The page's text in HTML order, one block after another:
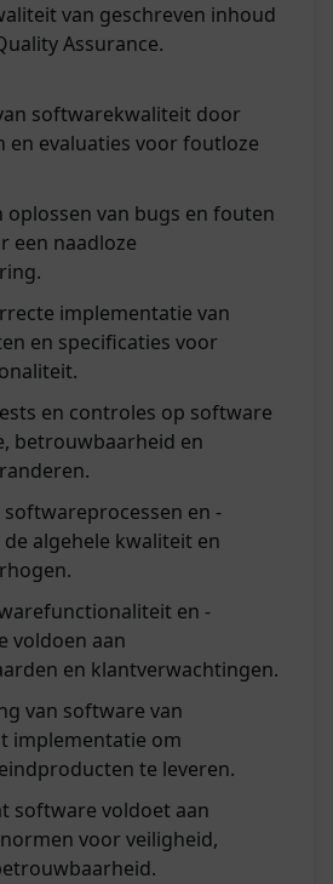
van geschreven inhoud
Assurance.
softwarekwaliteit door
en evaluaties voor foutloze
van bugs en fouten
een naadloze
implementatie van
en specificaties voor
en controles op software
betrouwbaarheid en
en -
algehele kwaliteit en
en -
voldoen aan
en klantverwachtingen.
van software van
implementatie om
te leveren.
software voldoet aan
voor veiligheid,